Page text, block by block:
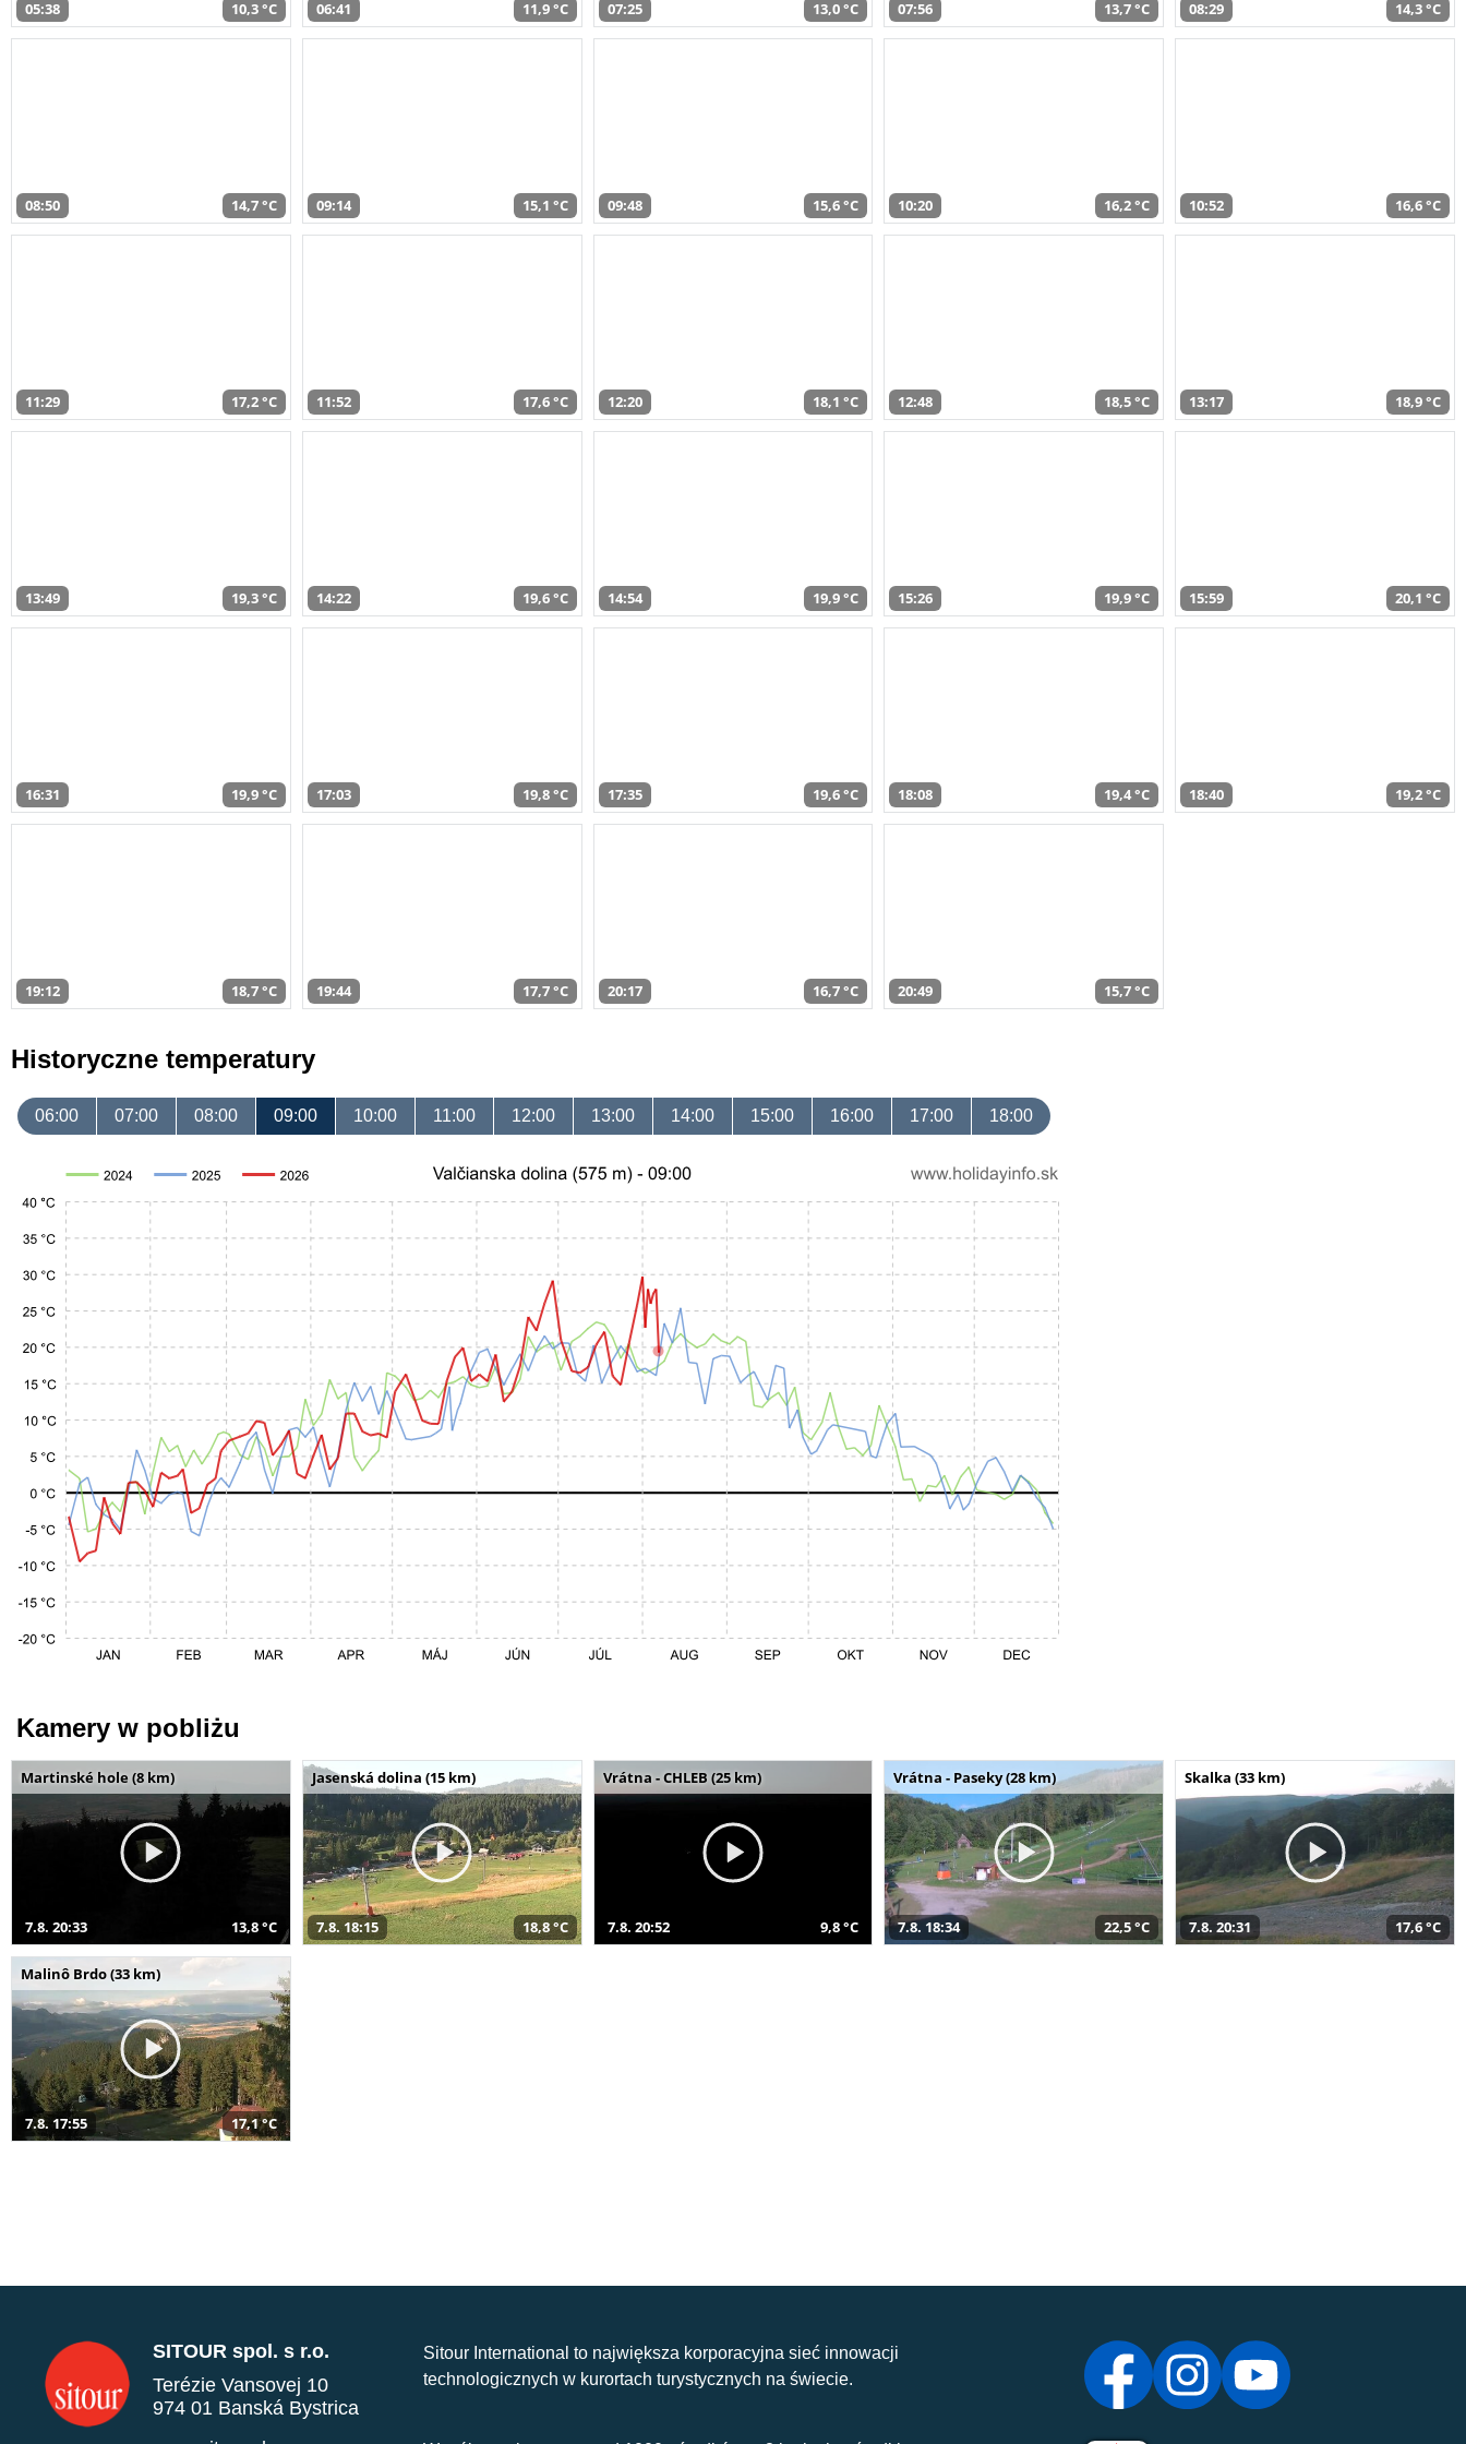
05:38 10,3 °C 06:41 11,9 °C 07:25 13,0 °C 07:56 13,7 °C 08:29 14,3 °C
08:50 14,7 °C 09:14 15,1 °C 09:48 15,6 °C 10:20 16,2 °C 10:52 16,6 °C
11:29 17,2 °C 11:52 17,6 °C 12:20 18,1 °C 12:48 18,5 °C 13:17 18,9 °C
13:49 19,3 °C 14:22 19,6 °C 14:54 19,9 °C 15:26 19,9 °C 15:59 20,1 °C
16:31 19,9 °C 17:03 19,8 °C 17:35 19,6 °C 18:08 19,4 °C 18:40 19,2 °C
19:12 18,7 °C 19:44 17,7 °C 20:17 16,7 °C 20:49 15,7 °C
Historyczne temperatury
06:00 07:00 08:00 09:00 10:00 11:00 12:00 13:00 14:00 15:00 16:00 17:00 18:00
Kamery w pobliżu
Martinské hole (8 km)
7.8. 20:33 13,8 °C
Jasenská dolina (15 km)
7.8. 18:15 18,8 °C
Vrátna - CHLEB (25 km)
7.8. 20:52 9,8 °C
Vrátna - Paseky (28 km)
7.8. 18:34 22,5 °C
Skalka (33 km)
7.8. 20:31 17,6 °C
Malinô Brdo (33 km)
7.8. 17:55 17,1 °C
SITOUR spol. s r.o.
Terézie Vansovej 10
974 01 Banská Bystrica
Sitour International to największa korporacyjna sieć innowacji
technologicznych w kurortach turystycznych na świecie.